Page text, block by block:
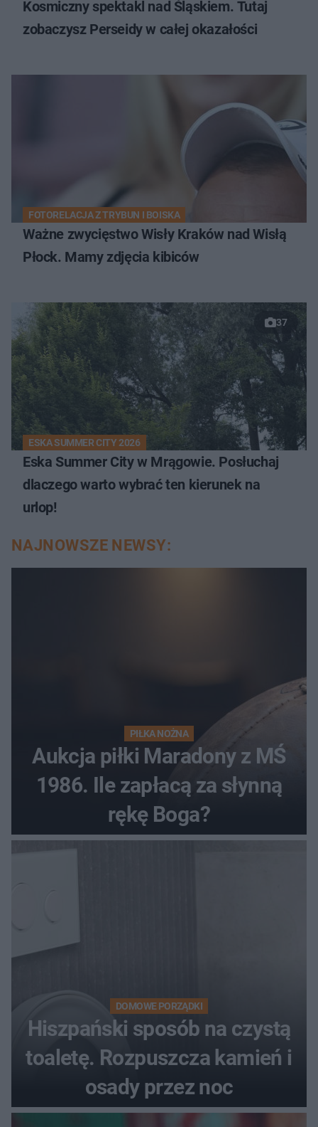
Kosmiczny spektakl nad Śląskiem. Tutaj
zobaczysz Perseidy w całej okazałości
FOTORELACJA Z TRYBUN I BOISKA
Ważne zwycięstwo Wisły Kraków nad Wisłą
Płock. Mamy zdjęcia kibiców
37
ESKA SUMMER CITY 2026
Eska Summer City w Mrągowie. Posłuchaj
dlaczego warto wybrać ten kierunek na
urlop!
NAJNOWSZE NEWSY:
PIŁKA NOŻNA
Aukcja piłki Maradony z MŚ
1986. Ile zapłacą za słynną
rękę Boga?
DOMOWE PORZĄDKI
Hiszpański sposób na czystą
toaletę. Rozpuszcza kamień i
osady przez noc